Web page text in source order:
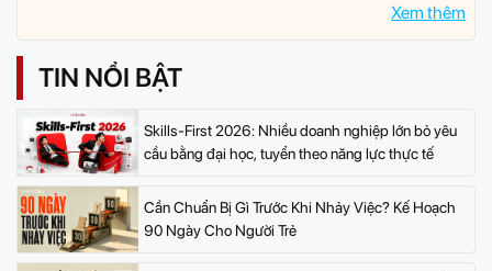
Xem thêm
TIN NỔI BẬT
Skills-First 2026: Nhiều doanh nghiệp lớn bỏ yêu
cầu bằng đại học, tuyển theo năng lực thực tế
Cần Chuẩn Bị Gì Trước Khi Nhảy Việc? Kế Hoạch
90 Ngày Cho Người Trẻ